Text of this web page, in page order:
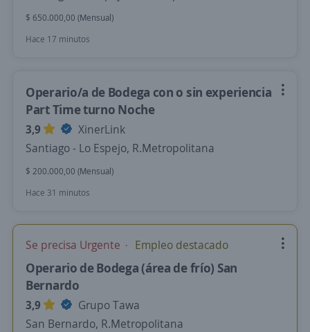
$ 650.000,00 (Mensual)
Hace 17 minutos
Operario/a de Bodega con o sin experiencia
Part Time turno Noche
3,9
XinerLink
Santiago - Lo Espejo, R.Metropolitana
$ 200.000,00 (Mensual)
Hace 31 minutos
Se precisa Urgente Empleo destacado
Operario de Bodega (área de frío) San
Bernardo
3,9
Grupo Tawa
San Bernardo, R.Metropolitana